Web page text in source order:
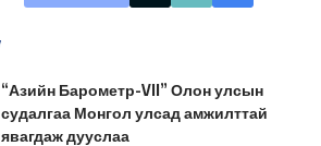
“Азийн Барометр-VII” Олон улсын
судалгаа Монгол улсад амжилттай
явагдаж дууслаа